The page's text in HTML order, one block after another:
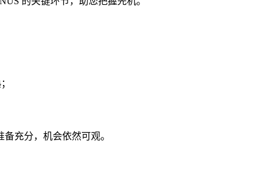
充分，机会依然可观。